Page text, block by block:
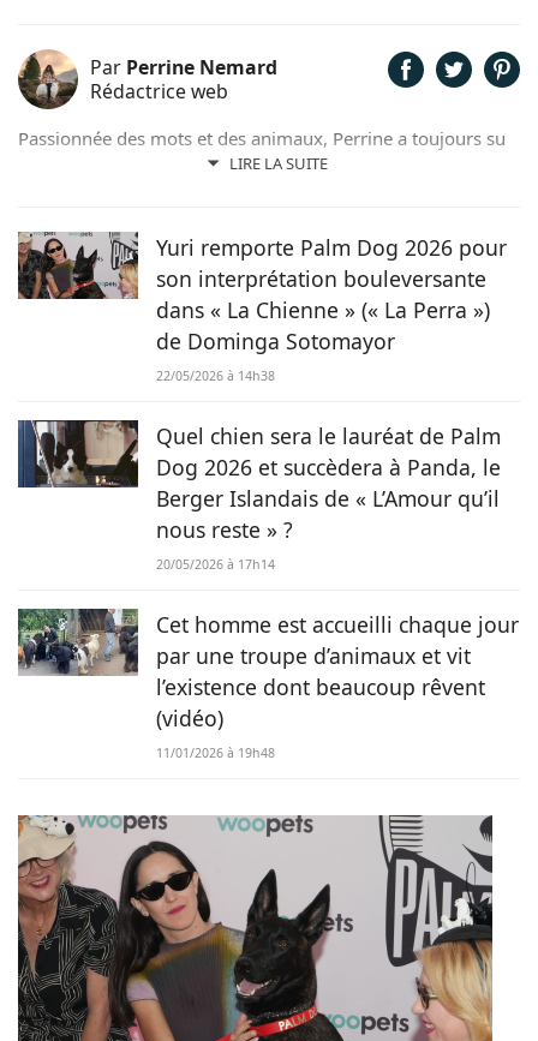
Par Perrine Nemard
Rédactrice web
LIRE LA SUITE
Passionnée des mots et des animaux, Perrine a toujours su
qu'elle était destinée à travailler en lien avec ces derniers.
poussée à se lancer dans la photographie canine.
Yuri remporte Palm Dog 2026 pour
son interprétation bouleversante
dans « La Chienne » (« La Perra »)
de Dominga Sotomayor
22/05/2026 à 14h38
Quel chien sera le lauréat de Palm
Dog 2026 et succèdera à Panda, le
Berger Islandais de « L’Amour qu’il
nous reste » ?
20/05/2026 à 17h14
Cet homme est accueilli chaque jour
par une troupe d’animaux et vit
l’existence dont beaucoup rêvent
(vidéo)
11/01/2026 à 19h48